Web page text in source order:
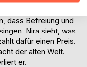
dass Befreiung und
Nira sieht, was
dafür einen Preis.
der alten Welt.
er.